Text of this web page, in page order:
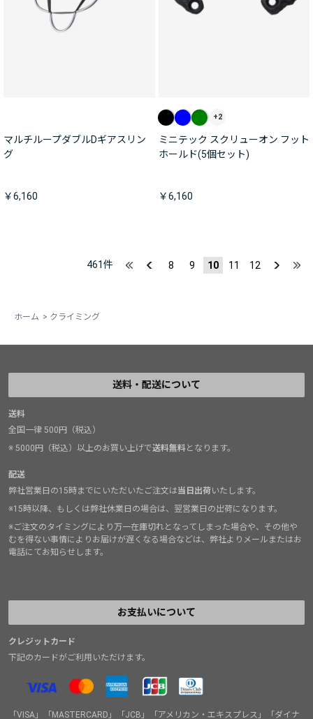
マルチループダブルDギアスリン
グ
￥6,160
+2
ミニテック スクリューオン フット
ホールド(5個セット)
￥6,160
461件 8 9 10 11 12
ホーム > クライミング
送料・配送について
送料
全国一律 500円（税込）
※ 5000円（税込）以上のお買い上げで送料無料となります。
配送
弊社営業日の15時までにいただいたご注文は当日出荷いたします。
※15時以降、もしくは弊社休業日の場合は、翌営業日の出荷になります。
※ご注文のタイミングにより万一在庫切れとなってしまった場合や、その他や
むを得ない事情によりお届けが遅くなる場合などは、弊社よりメールまたはお
電話にてお知らせします。
お支払いについて
クレジットカード
下記のカードがご利用いただけます。
「VISA」「MASTERCARD」「JCB」「アメリカン・エキスプレス」「ダイナ